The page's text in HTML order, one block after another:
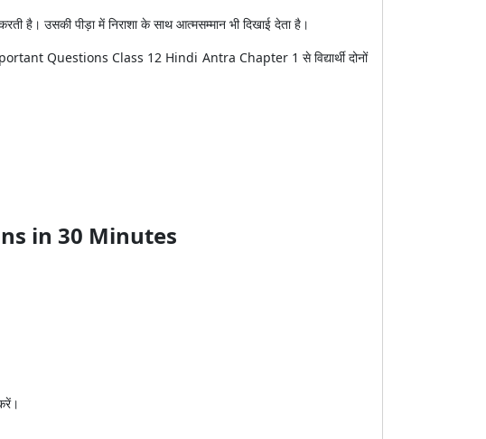
है। उसकी पीड़ा में निराशा के साथ आत्मसम्मान भी दिखाई देता है।
Important Questions Class 12 Hindi Antra Chapter 1 से विद्यार्थी दोनों
in 30 Minutes